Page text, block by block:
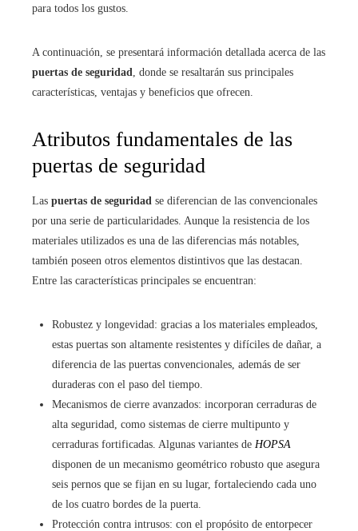
para todos los gustos.
A continuación, se presentará información detallada acerca de las
puertas de seguridad, donde se resaltarán sus principales
características, ventajas y beneficios que ofrecen.
Atributos fundamentales de las
puertas de seguridad
Las puertas de seguridad se diferencian de las convencionales
por una serie de particularidades. Aunque la resistencia de los
materiales utilizados es una de las diferencias más notables,
también poseen otros elementos distintivos que las destacan.
Entre las características principales se encuentran:
Robustez y longevidad: gracias a los materiales empleados,
estas puertas son altamente resistentes y difíciles de dañar, a
diferencia de las puertas convencionales, además de ser
duraderas con el paso del tiempo.
Mecanismos de cierre avanzados: incorporan cerraduras de
alta seguridad, como sistemas de cierre multipunto y
cerraduras fortificadas. Algunas variantes de HOPSA
disponen de un mecanismo geométrico robusto que asegura
seis pernos que se fijan en su lugar, fortaleciendo cada uno
de los cuatro bordes de la puerta.
Protección contra intrusos: con el propósito de entorpecer